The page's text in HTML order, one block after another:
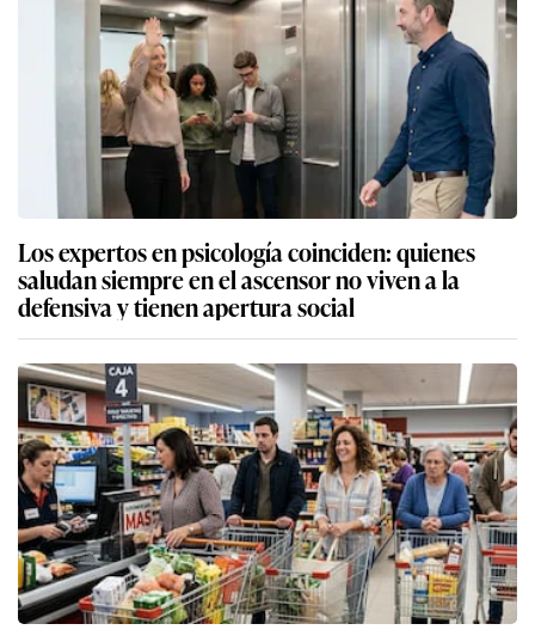
Los expertos en psicología coinciden: quienes
saludan siempre en el ascensor no viven a la
defensiva y tienen apertura social